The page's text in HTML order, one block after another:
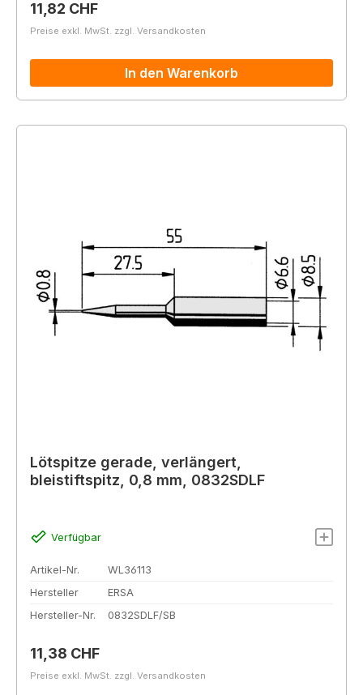
Regulärer Preis:
11,82 CHF
Preise exkl. MwSt. zzgl. Versandkosten
In den Warenkorb
Lötspitze gerade, verlängert,
bleistiftspitz, 0,8 mm, 0832SDLF
Verfügbar
Artikel-Nr.
WL36113
Hersteller
ERSA
Hersteller-Nr.
0832SDLF/SB
Regulärer Preis:
11,38 CHF
Preise exkl. MwSt. zzgl. Versandkosten